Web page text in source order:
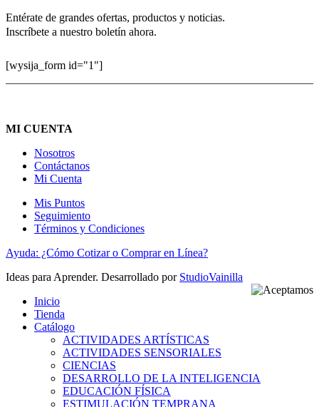
Entérate de grandes ofertas, productos y noticias.
Inscríbete a nuestro boletín ahora.
[wysija_form id="1"]
MI CUENTA
Nosotros
Contáctanos
Mi Cuenta
Mis Puntos
Seguimiento
Términos y Condiciones
Ayuda: ¿Cómo Cotizar o Comprar en Línea?
Ideas para Aprender. Desarrollado por StudioVainilla
Inicio
Tienda
Catálogo
ACTIVIDADES ARTÍSTICAS
ACTIVIDADES SENSORIALES
CIENCIAS
DESARROLLO DE LA INTELIGENCIA
EDUCACIÓN FÍSICA
ESTIMULACIÓN TEMPRANA